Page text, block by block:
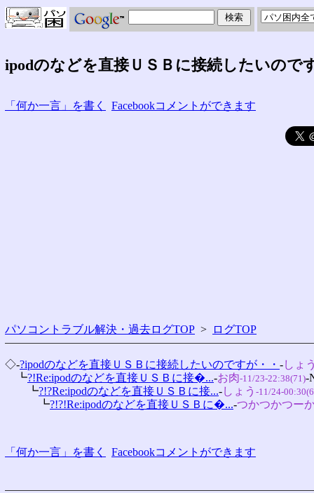
ipodのなどを直接ＵＳＢに接続したいので
「何か一言」を書く Facebookコメントができます
パソコントラブル解決・過去ログTOP > ログTOP
◇-?ipodのなどを直接ＵＳＢに接続したいのですが・・ -しょ
┗?!Re:ipodのなどを直接ＵＳＢに接�...-お肉-11/23-22:38(71)-
┗?!?Re:ipodのなどを直接ＵＳＢに接...-しょう -11/24-
┗?!?!Re:ipodのなどを直接ＵＳＢに�...-つかつかつー
「何か一言」を書く Facebookコメントができます